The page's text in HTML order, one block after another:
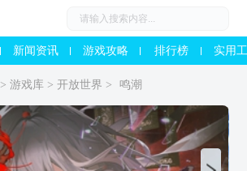
新闻资讯 游戏攻略 排行榜 实用
>游戏库 >开放世界 > 鸣潮